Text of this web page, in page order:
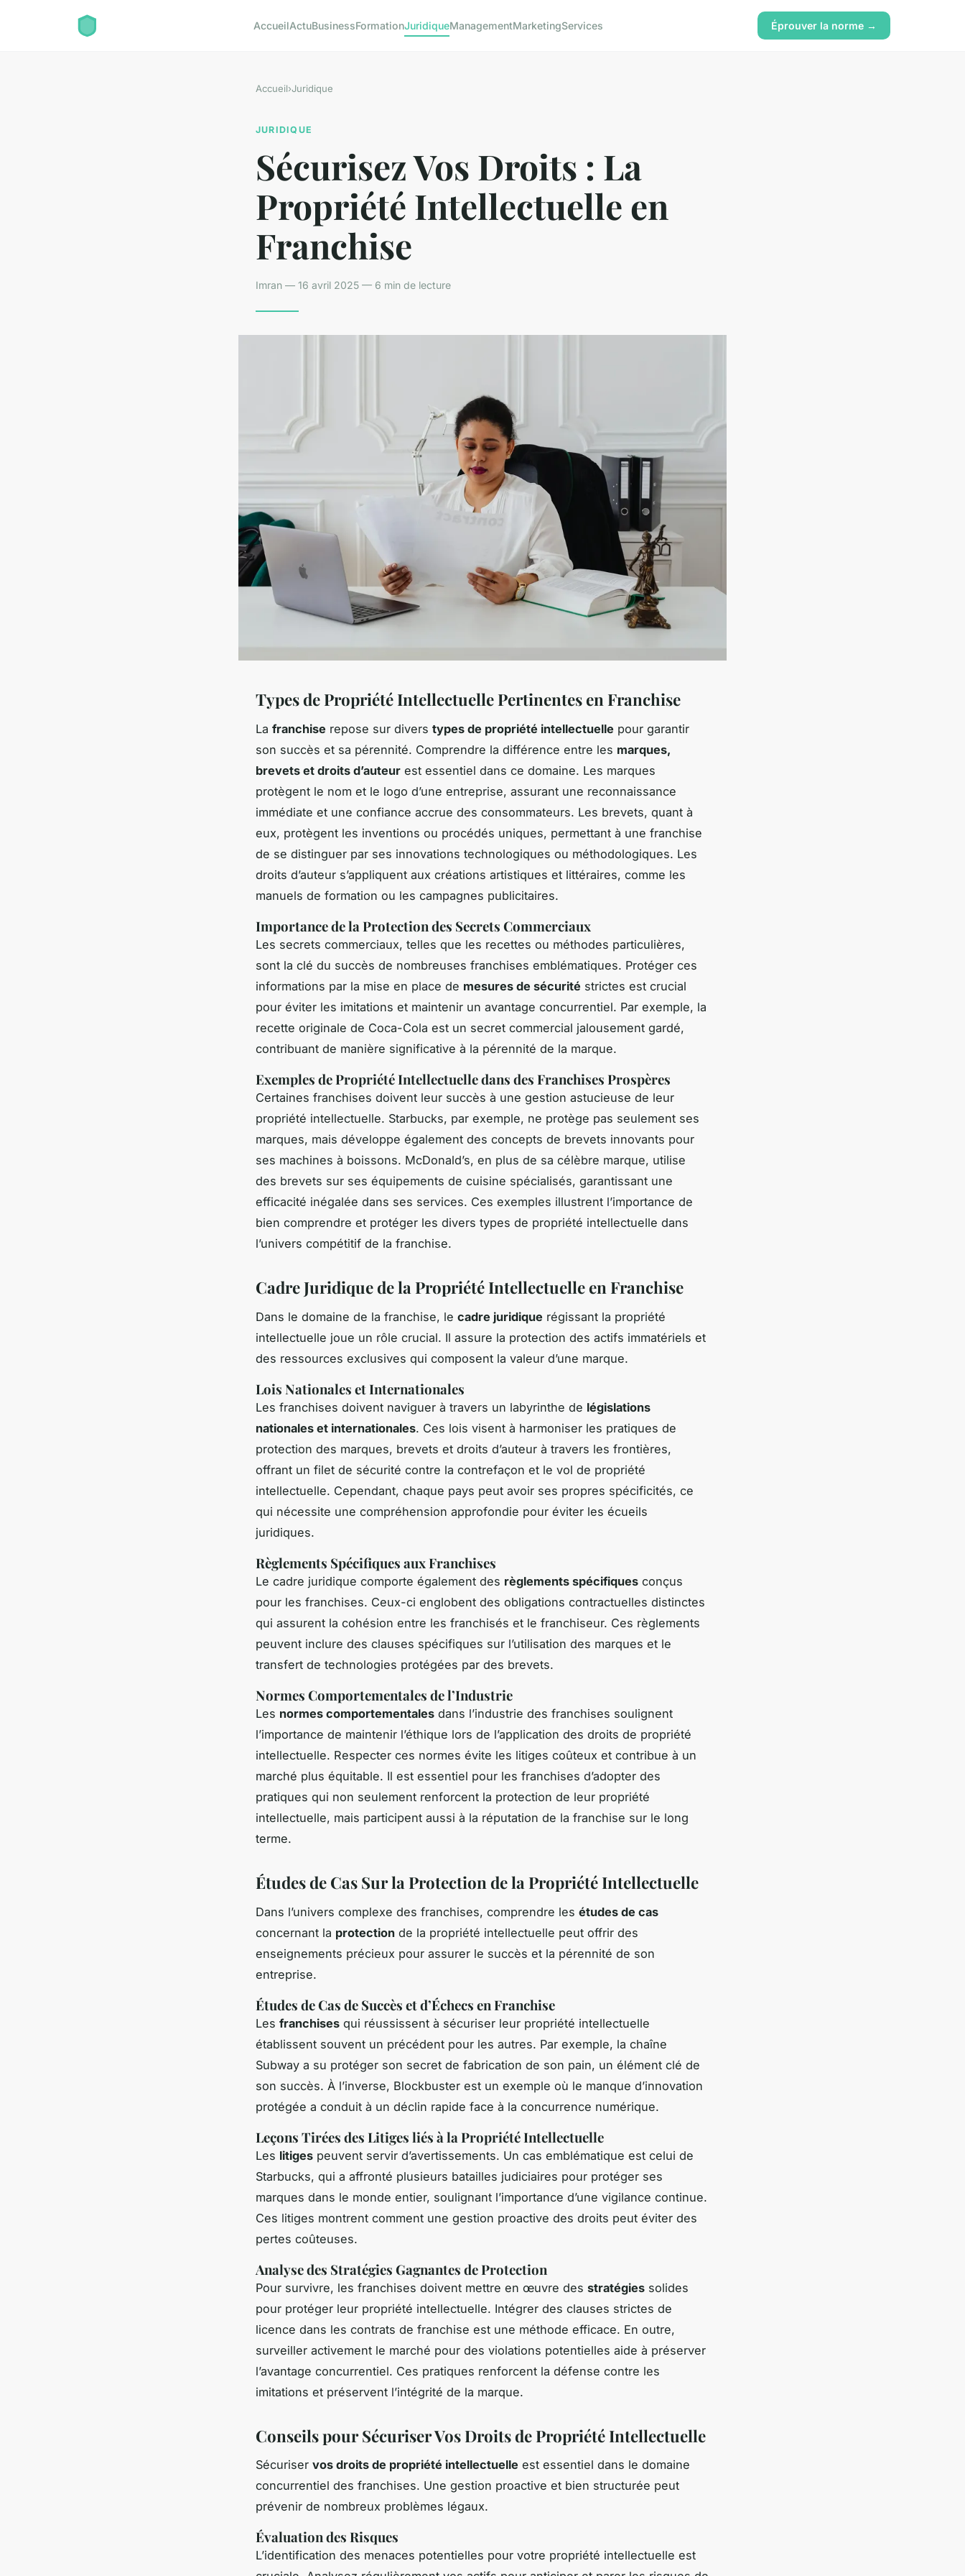
AccueilActuBusinessFormationJuridiqueManagementMarketingServices Éprouver la norme →
Accueil›Juridique
JURIDIQUE
Sécurisez Vos Droits : La
Propriété Intellectuelle en
Franchise
Imran — 16 avril 2025 — 6 min de lecture
Types de Propriété Intellectuelle Pertinentes en Franchise
La franchise repose sur divers types de propriété intellectuelle pour garantir
son succès et sa pérennité. Comprendre la différence entre les marques,
brevets et droits d’auteur est essentiel dans ce domaine. Les marques
protègent le nom et le logo d’une entreprise, assurant une reconnaissance
immédiate et une confiance accrue des consommateurs. Les brevets, quant à
eux, protègent les inventions ou procédés uniques, permettant à une franchise
de se distinguer par ses innovations technologiques ou méthodologiques. Les
droits d’auteur s’appliquent aux créations artistiques et littéraires, comme les
manuels de formation ou les campagnes publicitaires.
Importance de la Protection des Secrets Commerciaux
Les secrets commerciaux, telles que les recettes ou méthodes particulières,
sont la clé du succès de nombreuses franchises emblématiques. Protéger ces
informations par la mise en place de mesures de sécurité strictes est crucial
pour éviter les imitations et maintenir un avantage concurrentiel. Par exemple, la
recette originale de Coca-Cola est un secret commercial jalousement gardé,
contribuant de manière significative à la pérennité de la marque.
Exemples de Propriété Intellectuelle dans des Franchises Prospères
Certaines franchises doivent leur succès à une gestion astucieuse de leur
propriété intellectuelle. Starbucks, par exemple, ne protège pas seulement ses
marques, mais développe également des concepts de brevets innovants pour
ses machines à boissons. McDonald’s, en plus de sa célèbre marque, utilise
des brevets sur ses équipements de cuisine spécialisés, garantissant une
efficacité inégalée dans ses services. Ces exemples illustrent l’importance de
bien comprendre et protéger les divers types de propriété intellectuelle dans
l’univers compétitif de la franchise.
Cadre Juridique de la Propriété Intellectuelle en Franchise
Dans le domaine de la franchise, le cadre juridique régissant la propriété
intellectuelle joue un rôle crucial. Il assure la protection des actifs immatériels et
des ressources exclusives qui composent la valeur d’une marque.
Lois Nationales et Internationales
Les franchises doivent naviguer à travers un labyrinthe de législations
nationales et internationales. Ces lois visent à harmoniser les pratiques de
protection des marques, brevets et droits d’auteur à travers les frontières,
offrant un filet de sécurité contre la contrefaçon et le vol de propriété
intellectuelle. Cependant, chaque pays peut avoir ses propres spécificités, ce
qui nécessite une compréhension approfondie pour éviter les écueils
juridiques.
Règlements Spécifiques aux Franchises
Le cadre juridique comporte également des règlements spécifiques conçus
pour les franchises. Ceux-ci englobent des obligations contractuelles distinctes
qui assurent la cohésion entre les franchisés et le franchiseur. Ces règlements
peuvent inclure des clauses spécifiques sur l’utilisation des marques et le
transfert de technologies protégées par des brevets.
Normes Comportementales de l’Industrie
Les normes comportementales dans l’industrie des franchises soulignent
l’importance de maintenir l’éthique lors de l’application des droits de propriété
intellectuelle. Respecter ces normes évite les litiges coûteux et contribue à un
marché plus équitable. Il est essentiel pour les franchises d’adopter des
pratiques qui non seulement renforcent la protection de leur propriété
intellectuelle, mais participent aussi à la réputation de la franchise sur le long
terme.
Études de Cas Sur la Protection de la Propriété Intellectuelle
Dans l’univers complexe des franchises, comprendre les études de cas
concernant la protection de la propriété intellectuelle peut offrir des
enseignements précieux pour assurer le succès et la pérennité de son
entreprise.
Études de Cas de Succès et d’Échecs en Franchise
Les franchises qui réussissent à sécuriser leur propriété intellectuelle
établissent souvent un précédent pour les autres. Par exemple, la chaîne
Subway a su protéger son secret de fabrication de son pain, un élément clé de
son succès. À l’inverse, Blockbuster est un exemple où le manque d’innovation
protégée a conduit à un déclin rapide face à la concurrence numérique.
Leçons Tirées des Litiges liés à la Propriété Intellectuelle
Les litiges peuvent servir d’avertissements. Un cas emblématique est celui de
Starbucks, qui a affronté plusieurs batailles judiciaires pour protéger ses
marques dans le monde entier, soulignant l’importance d’une vigilance continue.
Ces litiges montrent comment une gestion proactive des droits peut éviter des
pertes coûteuses.
Analyse des Stratégies Gagnantes de Protection
Pour survivre, les franchises doivent mettre en œuvre des stratégies solides
pour protéger leur propriété intellectuelle. Intégrer des clauses strictes de
licence dans les contrats de franchise est une méthode efficace. En outre,
surveiller activement le marché pour des violations potentielles aide à préserver
l’avantage concurrentiel. Ces pratiques renforcent la défense contre les
imitations et préservent l’intégrité de la marque.
Conseils pour Sécuriser Vos Droits de Propriété Intellectuelle
Sécuriser vos droits de propriété intellectuelle est essentiel dans le domaine
concurrentiel des franchises. Une gestion proactive et bien structurée peut
prévenir de nombreux problèmes légaux.
Évaluation des Risques
L’identification des menaces potentielles pour votre propriété intellectuelle est